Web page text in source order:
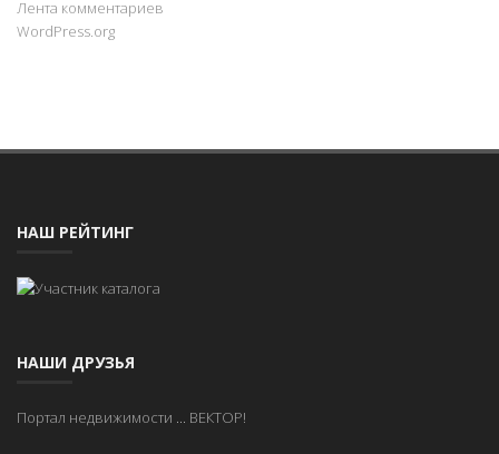
Лента комментариев
WordPress.org
НАШ РЕЙТИНГ
НАШИ ДРУЗЬЯ
Портал недвижимости ... ВЕКТОР!